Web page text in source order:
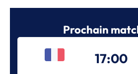
Prochain
17:00